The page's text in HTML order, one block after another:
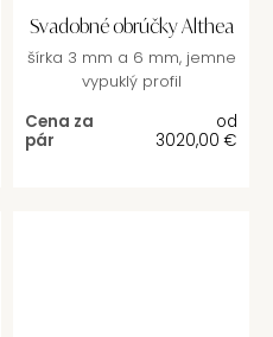
Svadobné obrúčky Althea
šírka 3 mm a 6 mm, jemne
vypuklý profil
Cena za
pár
od
3020,00 €